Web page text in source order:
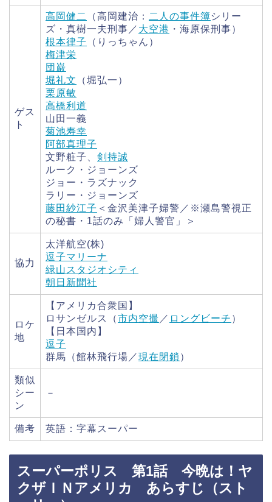
ゲス
ト
高岡健二 （高岡建治： 二人の事件簿シリー
ズ・真樹一夫刑事／ 大空港 ・海原保刑事）
根本律子
（りっちゃん）
梅津栄
団巌
堀礼文
（堀弘一）
栗原敏
高橋利道
山田一義
菊池寿幸
阿部真理子
文野粧子、 剣持誠
ルーク・ジョーンズ
ジョー・ラズナック
ラリー・ジョーンズ
藤田紗江子 ＜金沢美津子婦警／※瀬島警視正
の秘書・1話のみ「婦人警官」＞
協力
太洋航空(株)
逗子マリーナ
緑山スタジオシティ
朝日新聞社
ロケ
地
【アメリカ合衆国】
ロサンゼルス（市内空撮 ／ ロングビーチ ）
【日本国内】
逗子
群馬（館林飛行場／現在閉鎖 ）
類似
シー
ン
－
備考 英語：字幕スーパー
スーパーポリス 第1話 今晩は！ヤ
クザＩＮアメリカ あらすじ（スト